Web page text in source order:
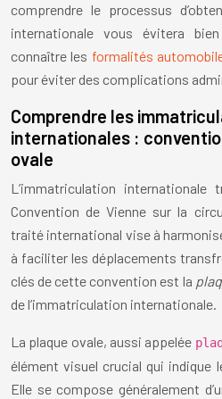
comprendre le processus
internationale vous évitera
connaître les formalités
pour éviter des complications
Comprendre les
internationales :
ovale
L’immatriculation
Convention de Vienne sur la
traité international vise à
à faciliter les déplacements
clés de cette convention est la
de l’immatriculation internationale.
La plaque ovale, aussi appelée
élément visuel crucial qui indique
Elle se compose généralement